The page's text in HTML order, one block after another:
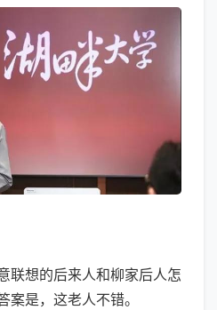
想的后来人和柳家后人怎
是，这老人不错。